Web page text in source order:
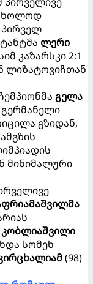
მხოლოდ
ლერი
კაზარსკი 2:1
ლიზატოვიჩთან
გელა
გზიდან,
მინიმალური
სომეხ
(98)